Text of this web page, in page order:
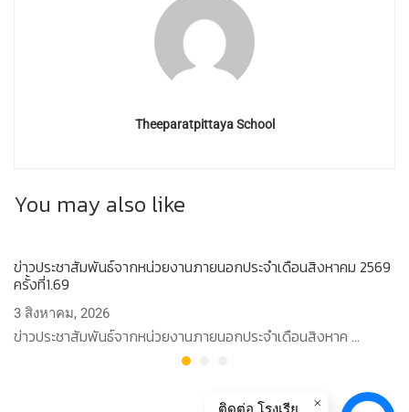
Theeparatpittaya School
You may also like
ข่าวประชาสัมพันธ์จากหน่วยงานภายนอกประจำเดือนสิงหาคม 2569
ครั้งที่1.69
3 สิงหาคม, 2026
ข่าวประชาสัมพันธ์จากหน่วยงานภายนอกประจำเดือนสิงหาค …